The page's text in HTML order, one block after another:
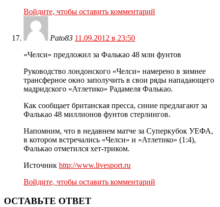
Войдите, чтобы оставить комментарий
Pato83 11.09.2012 в 23:50
«Челси» предложил за Фалькао 48 млн фунтов
Руководство лондонского «Челси» намерено в зимнее
трансферное окно заполучить в свои ряды нападающего
мадридского «Атлетико» Радамеля Фалькао.
Как сообщает британская пресса, синие предлагают за
Фалькао 48 миллионов фунтов стерлингов.
Напомним, что в недавнем матче за Суперкубок УЕФА,
в котором встречались «Челси» и «Атлетико» (1:4),
Фалькао отметился хет-триком.
Источник http://www.livesport.ru
Войдите, чтобы оставить комментарий
ОСТАВЬТЕ ОТВЕТ